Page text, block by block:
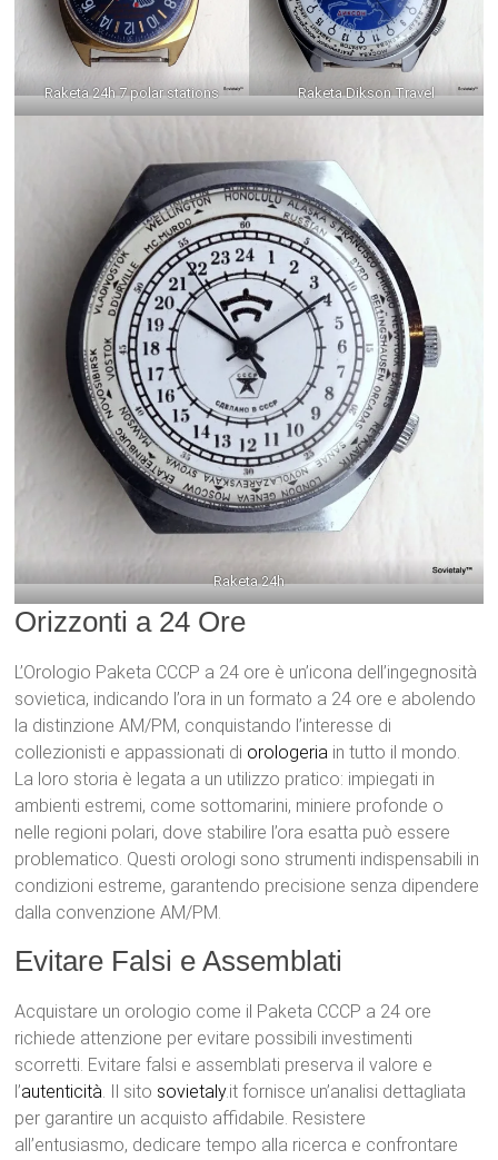
Raketa 24h 7 polar stations Raketa Dikson Travel
Raketa 24h
Orizzonti a 24 Ore
L’Orologio Paketa CCCP a 24 ore è un’icona dell’ingegnosità
sovietica, indicando l’ora in un formato a 24 ore e abolendo
la distinzione AM/PM, conquistando l’interesse di
collezionisti e appassionati di orologeria in tutto il mondo.
La loro storia è legata a un utilizzo pratico: impiegati in
ambienti estremi, come sottomarini, miniere profonde o
nelle regioni polari, dove stabilire l’ora esatta può essere
problematico. Questi orologi sono strumenti indispensabili in
condizioni estreme, garantendo precisione senza dipendere
dalla convenzione AM/PM.
Evitare Falsi e Assemblati
Acquistare un orologio come il Paketa CCCP a 24 ore
richiede attenzione per evitare possibili investimenti
scorretti. Evitare falsi e assemblati preserva il valore e
l’autenticità. Il sito sovietaly.it fornisce un’analisi dettagliata
per garantire un acquisto affidabile. Resistere
all’entusiasmo, dedicare tempo alla ricerca e confrontare